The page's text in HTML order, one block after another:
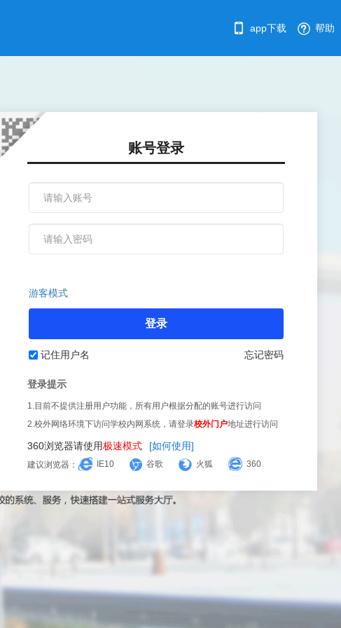
帮助
app下载
账号登录
游客模式
登录
记住用户名 忘记密码
登录提示
1.目前不提供注册用户功能，所有用户根据分配的账号进行访问
2.校外网络环境下访问学校内网系统，请登录校外门户地址进行访问
360浏览器请使用极速模式 [如何使用]
建议浏览器： IE10 谷歌 火狐 360